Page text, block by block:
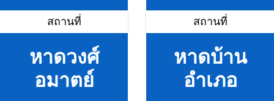
สถานที่
หาดวงศ์
อมาตย์
สถานที่
หาดบ้าน
อำเภอ